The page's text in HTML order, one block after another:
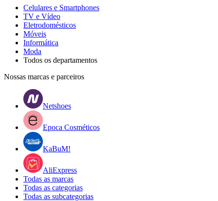
Celulares e Smartphones
TV e Vídeo
Eletrodomésticos
Móveis
Informática
Moda
Todos os departamentos
Nossas marcas e parceiros
Netshoes
Epoca Cosméticos
KaBuM!
AliExpress
Todas as marcas
Todas as categorias
Todas as subcategorias